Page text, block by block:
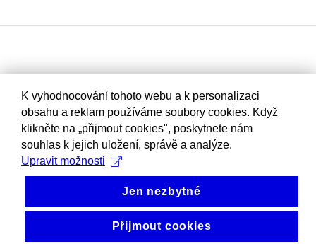
K vyhodnocování tohoto webu a k personalizaci
obsahu a reklam používáme soubory cookies. Když
klikněte na „přijmout cookies", poskytnete nám
souhlas k jejich uložení, správě a analýze.
Upravit možnosti
Jen nezbytné
Přijmout cookies